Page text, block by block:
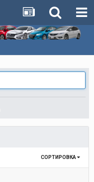
СОРТИРОВКА